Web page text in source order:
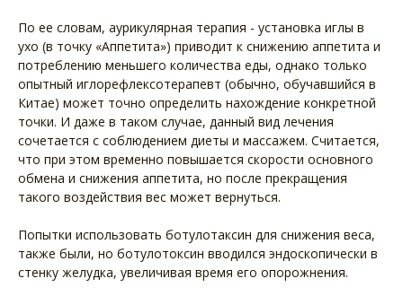
По ее словам, аурикулярная терапия - установка иглы в
ухо (в точку «Аппетита») приводит к снижению аппетита и
потреблению меньшего количества еды, однако только
опытный иглорефлексотерапевт (обычно, обучавшийся в
Китае) может точно определить нахождение конкретной
точки. И даже в таком случае, данный вид лечения
сочетается с соблюдением диеты и массажем. Считается,
что при этом временно повышается скорости основного
обмена и снижения аппетита, но после прекращения
такого воздействия вес может вернуться.
Попытки использовать ботулотаксин для снижения веса,
также были, но ботулотоксин вводился эндоскопически в
стенку желудка, увеличивая время его опорожнения.